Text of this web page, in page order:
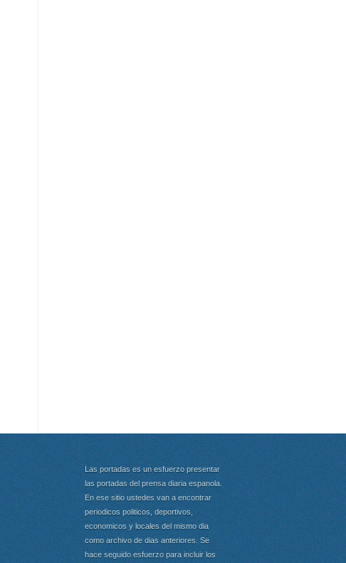
Las portadas es un esfuerzo presentar
las portadas del prensa diaria espanola.
En ese sitio ustedes van a encontrar
periodicos politicos, deportivos,
economicos y locales del mismo dia
como archivo de dias anteriores. Se
hace seguido esfuerzo para incluir los